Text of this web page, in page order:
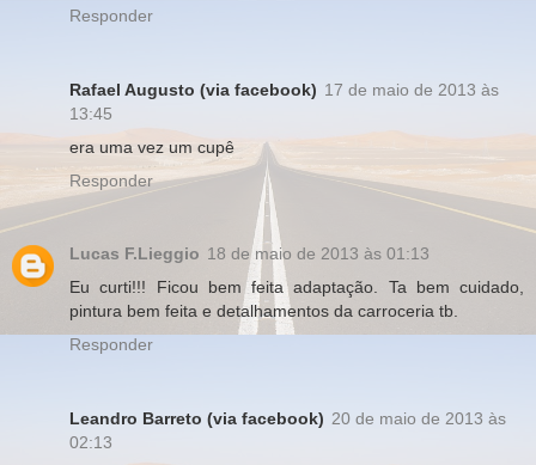
Responder
Rafael Augusto (via facebook) 17 de maio de 2013 às
13:45
era uma vez um cupê
Responder
Lucas F.Lieggio 18 de maio de 2013 às 01:13
Eu curti!!! Ficou bem feita adaptação. Ta bem cuidado,
pintura bem feita e detalhamentos da carroceria tb.
Responder
Leandro Barreto (via facebook) 20 de maio de 2013 às
02:13